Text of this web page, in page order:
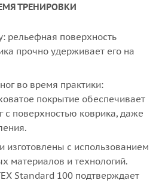
ТРЕНИРОВКИ
рельефная поверхность
прочно удерживает его на
во время практики:
покрытие обеспечивает
с поверхностью коврика, даже
изготовлены с использованием
материалов и технологий.
Standard 100 подтверждает